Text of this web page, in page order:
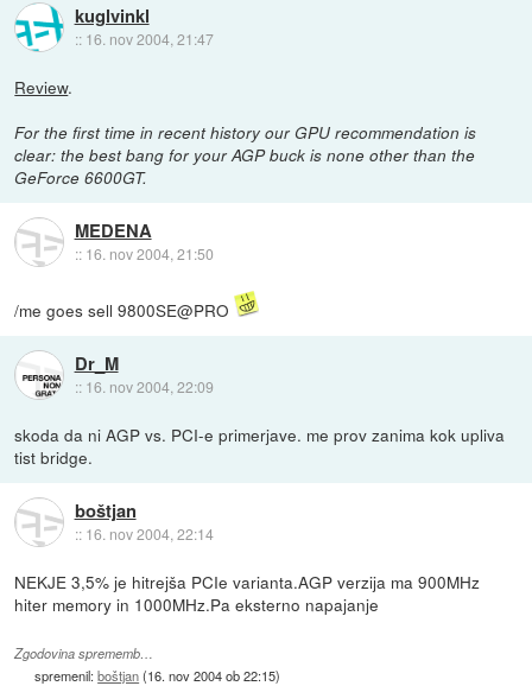
kuglvinkl
:: 16. nov 2004, 21:47
Review.
For the first time in recent history our GPU recommendation is
clear: the best bang for your AGP buck is none other than the
GeForce 6600GT.
MEDENA
:: 16. nov 2004, 21:50
/me goes sell 9800SE@PRO
Dr_M
:: 16. nov 2004, 22:09
skoda da ni AGP vs. PCI-e primerjave. me prov zanima kok upliva
tist bridge.
boštjan
:: 16. nov 2004, 22:14
NEKJE 3,5% je hitrejša PCIe varianta.AGP verzija ma 900MHz
hiter memory in 1000MHz.Pa eksterno napajanje
Zgodovina sprememb…
spremenil:boštjan(16. nov 2004 ob 22:15)